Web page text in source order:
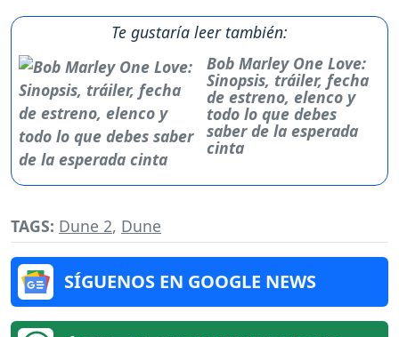
Te gustaría leer también:
Bob Marley One Love:
Sinopsis, tráiler, fecha
de estreno, elenco y
todo lo que debes
saber de la esperada
cinta
TAGS: Dune 2, Dune
SÍGUENOS EN GOOGLE NEWS